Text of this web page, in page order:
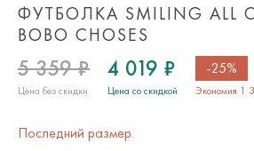
ФУТБОЛКА SMILING ALL
BOBO CHOSES
5 359 ₽
Цена без скидки
4 019 ₽
Цена со скидкой
-25%
Экономия 1
Последний размер